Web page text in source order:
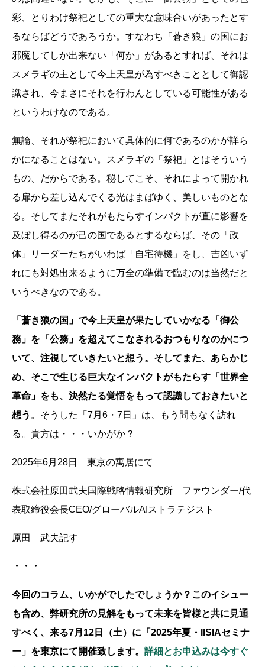
彩、とりわけ祭祀としての重大な意味合いがあったとす
るならばどうであろうか。すなわち「蒼き狼」の国にお
邪魔してしか出来ない「何か」があるとすれば、それは
スメラギの主として今上天皇が為すべきこととして御認
識され、今まさにそれを行わんとしている可能性がある
というわけなのである。
無論、それが祭祀において具体的に何であるのかが詳ら
かになることはない。スメラギの「祭祀」とはそういう
もの、だからである。秘してこそ、それによって開かれ
る扉から差し込んでくる光はまばゆく、美しいものとな
る。そしてまたそれがもたらすインパクトが直に影響を
及ぼし得るのが己の国であるとするならば、その「政
体」リーダーたちがいわば「自宅待機」をし、吉凶いず
れにも対処出来るように万全の準備で臨むのは当然だと
いうべきなのである。
「蒼き狼の国」で今上天皇が果たしていかなる「御公
務」を「公務」を超えてこなされるおつもりなのかにつ
いて、注視していきたいと想う。そしてまた、あらかじ
め、そこで生じる巨大なインパクトがもたらす「世界全
革命」をも、決然たる覚悟をもって認識しておきたいと
想う 。そうした「7月6・7日」は、もう間もなく訪れ
る。貴方は・・・いかがか？
2025年6月28日 東京の寓居にて
株式会社原田武夫国際戦略情報研究所 ファウンダー/代
表取締役会長CEO/グローバルAIストラテジスト
原田 武夫記す
・・・
今回のコラム、いかがでしたでしょうか？このイシュー
も含め、弊研究所の見解をもって未来を皆様と共に見通
すべく、来る7月12日（土）に「2025年夏・IISIAセミナ
ー」を東京にて開催致します。 詳細とお申込みは今すぐ